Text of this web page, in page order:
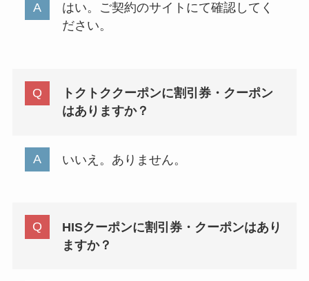
はい。ご契約のサイトにて確認してく
ださい。
トクトククーポンに割引券・クーポン
はありますか？
いいえ。ありません。
HISクーポンに割引券・クーポンはあり
ますか？